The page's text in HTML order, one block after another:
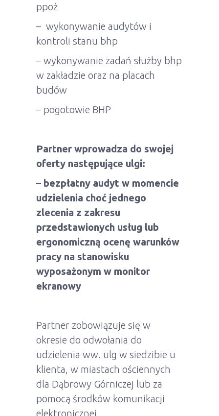
ppoż
– wykonywanie audytów i
kontroli stanu bhp
– wykonywanie zadań służby bhp
w zakładzie oraz na placach
budów
– pogotowie BHP
Partner wprowadza do swojej
oferty następujące ulgi:
– bezpłatny audyt w momencie
udzielenia choć jednego
zlecenia z zakresu
przedstawionych usług lub
ergonomiczną ocenę warunków
pracy na stanowisku
wyposażonym w monitor
ekranowy
Partner zobowiązuje się w
okresie do odwołania do
udzielenia ww. ulg w siedzibie u
klienta, w miastach ościennych
dla Dąbrowy Górniczej lub za
pomocą środków komunikacji
elektronicznej.